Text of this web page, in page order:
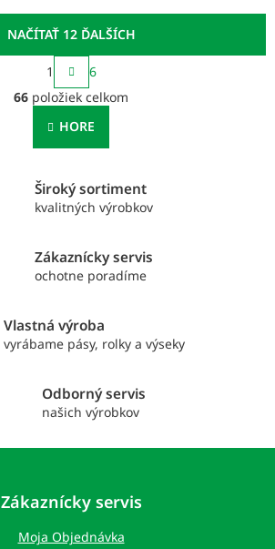
O
v
l
á
c
i
r
v
v
ý
s
u
NAČÍTAŤ 12 ĎALŠÍCH
S
t
r
á
n
k
o
a
n
i
1
6
66 položiek celkom
HORE
Široký sortiment
kvalitných výrobkov
Zákaznícky servis
ochotne poradíme
Vlastná výroba
vyrábame pásy, rolky a výseky
Odborný servis
našich výrobkov
Zákaznícky servis
Moja Objednávka